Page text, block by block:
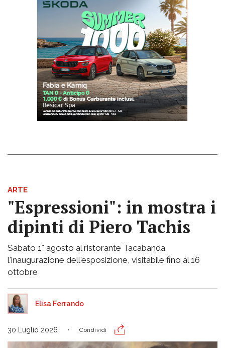
ARTE
"Espressioni": in mostra i
dipinti di Piero Tachis
Sabato 1° agosto al ristorante Tacabanda
l'inaugurazione dell'esposizione, visitabile fino al 16
ottobre
Elisa Ferrando
30 Luglio 2026 Condividi